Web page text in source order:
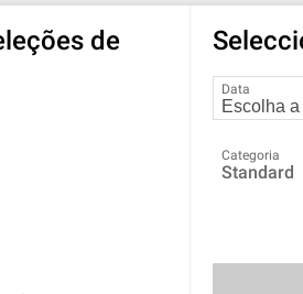
de
Data
Categoria
Standard